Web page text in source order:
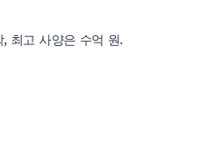
최고 사양은 수억 원.